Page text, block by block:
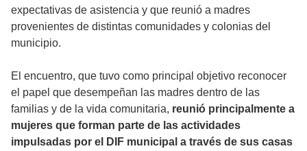
expectativas de asistencia y que reunió a madres
provenientes de distintas comunidades y colonias del
municipio.
El encuentro, que tuvo como principal objetivo reconocer
el papel que desempeñan las madres dentro de las
familias y de la vida comunitaria, reunió principalmente a
mujeres que forman parte de las actividades
impulsadas por el DIF municipal a través de sus casas